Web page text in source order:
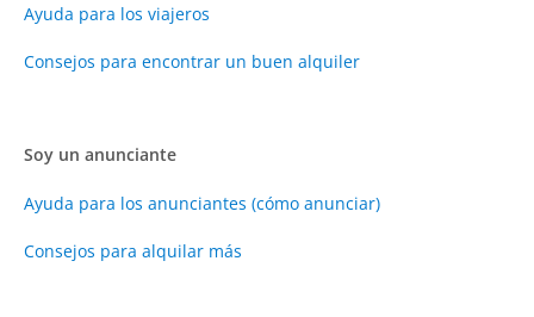
Ayuda para los viajeros
Consejos para encontrar un buen alquiler
Soy un anunciante
Ayuda para los anunciantes (cómo anunciar)
Consejos para alquilar más